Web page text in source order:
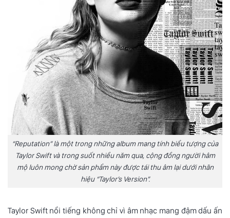
“Reputation” là một trong những album mang tính biểu tượng của
Taylor Swift và trong suốt nhiều năm qua, cộng đồng người hâm
mộ luôn mong chờ sản phẩm này được tái thu âm lại dưới nhãn
hiệu “Taylor’s Version”.
Taylor Swift nổi tiếng không chỉ vì âm nhạc mang đậm dấu ấn